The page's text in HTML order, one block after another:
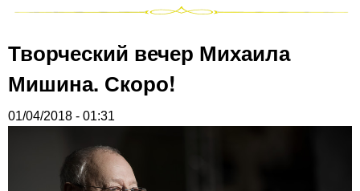
Творческий вечер Михаила
Мишина. Скоро!
01/04/2018 - 01:31